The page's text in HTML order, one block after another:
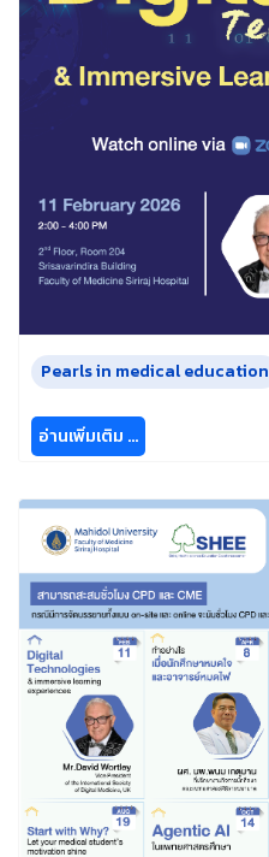
Pearls in medical education
อ่านเพิ่มเติม …